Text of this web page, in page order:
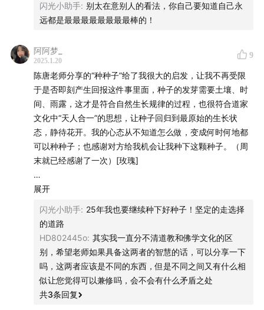
闪光小助手: 别太在意别人的看法，你自己要知道自己永
远都是最最最最最最最最棒的！
阿阿梦_
2025.1.20
9
陈唐老师分享的“种种子”给了我很大的启发，让我不再受限
于是否即刻产生回报这件事里面，种子的发芽需要土壤、时
间、雨露，这才是符合自然生长规律的过程，也很符合道家
文化中“天人合一”的思想，让种子回归到最原始的生长状
态，静待花开。我的心态从不知道怎么做，变成何时何地都
可以种种子；也感谢对方给我机会让我种下这颗种子。（周
末就已经感谢了一次）[玫瑰]
我对道家文化和历史发展非常感兴趣，已经授于冠巾，主业
但在咨询的过程中，发现很多人对于这些内容有很多误解，
也不懂得应该怎么正确看待；明年的整体规划是想传扬并普
及一些文化知识，让大家更加清晰的了解自己，了解被人遗
忘的传统文化知识，减少当代人的一些精神焦虑。
24年听完之前那期节目，在做新年计划时，把种种子变成
2025年的年度关键词。但当时还有些迷茫，有些不知道该如
展开
闪光小助手: 25年我也要继续种下好种子！坚定的走选择
的道路
HD802445o: 其实我一直分不清道教和佛学文化的区
别，希望老师如果具备这两者的智慧的话，可以分享一下
吗，这两者应该是不同的东西，但是不同之间又有什么相
似让您觉得可以兼修吗，会不会有什么矛盾之处
共3条回复